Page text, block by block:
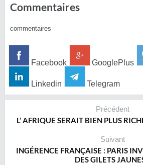
Commentaires
commentaires
Facebook GooglePlus
Linkedin Telegram
Précédent
L’ AFRIQUE SERAIT BIEN PLUS
Suivant
INGÉRENCE FRANÇAISE : PARIS
DES GILETS